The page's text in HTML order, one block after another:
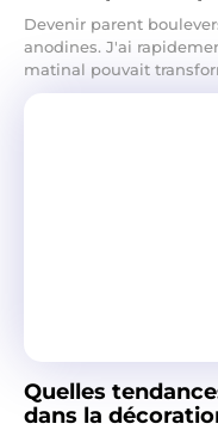
Devenir parent
anodines. J'ai
matinal pouvait
Quelles
dans la